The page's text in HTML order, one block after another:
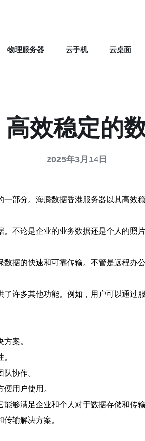
物理服务器 云手机 云桌面
效稳定的
2025年3月14日
部分。海腾数据香港服务器以其高
不论是企业的业务数据还是个人的
据的快速和可靠传输。不管是远程
许多其他功能。例如，用户可以通
案。
协作。
用户使用。
够满足企业和个人对于数据存储和
输解决方案。